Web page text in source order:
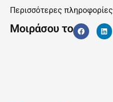
Περισσότερες πληροφορίες
Μοιράσου το